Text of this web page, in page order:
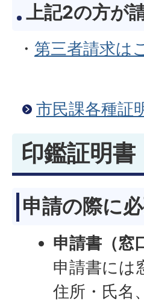
上記2の方が
・ 第三者請求は
市民課各種証
印鑑証明書
申請の際に
申請書（窓
申請書には
住所・氏名